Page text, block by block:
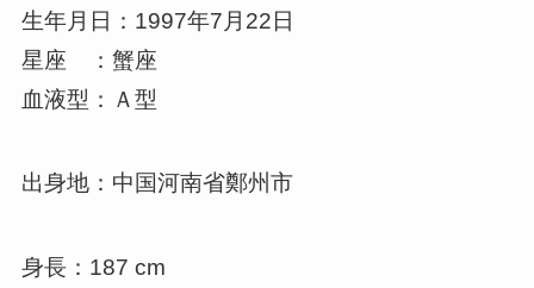
生年月日：1997年7月22日
星座 ：蟹座
血液型：Ａ型
出身地：中国河南省鄭州市
身長：187 cm